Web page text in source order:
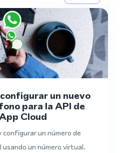
un nuevo
para la API de
Cloud
un número de
un número virtual.